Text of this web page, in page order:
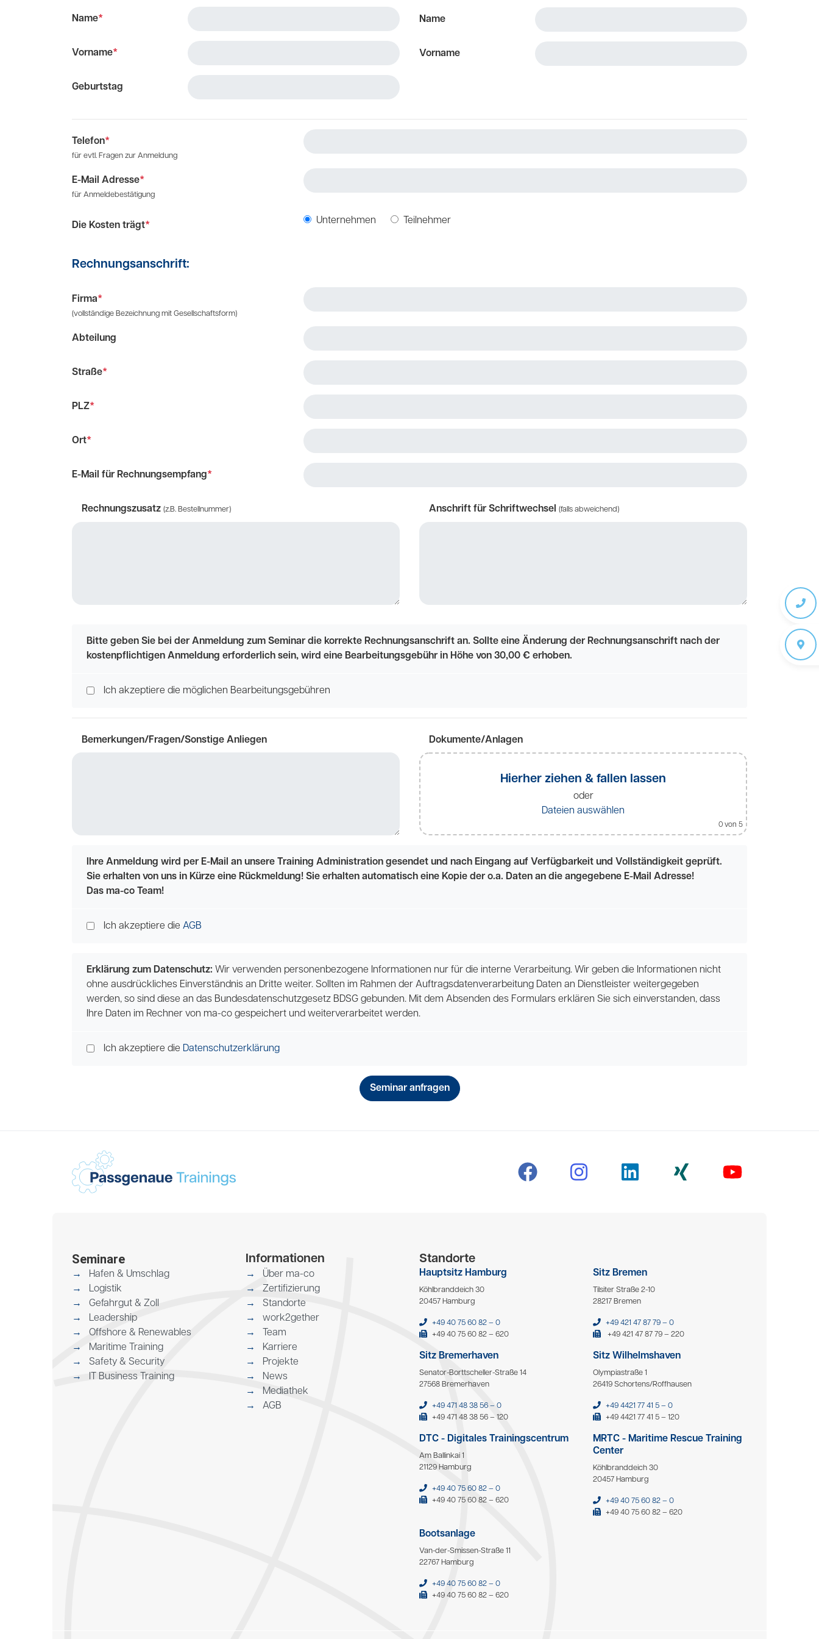
Name*
Vorname*
Geburtstag
Name
Vorname
Telefon*
für evtl. Fragen zur Anmeldung
E-Mail Adresse*
für Anmeldebestätigung
Die Kosten trägt* Unternehmen Teilnehmer
Rechnungsanschrift:
Firma*
(vollständige Bezeichnung mit Gesellschaftsform)
Abteilung
Straße*
PLZ*
Ort*
E-Mail für Rechnungsempfang*
Rechnungszusatz (z.B. Bestellnummer) Anschrift für Schriftwechsel (falls abweichend)
Bitte geben Sie bei der Anmeldung zum Seminar die korrekte Rechnungsanschrift an. Sollte eine Änderung der Rechnungsanschrift nach der
kostenpflichtigen Anmeldung erforderlich sein, wird eine Bearbeitungsgebühr in Höhe von 30,00 € erhoben.
Ich akzeptiere die möglichen Bearbeitungsgebühren
Bemerkungen/Fragen/Sonstige Anliegen Dokumente/Anlagen
Hierher ziehen & fallen lassen
oder
Dateien auswählen
0 von 5
Ihre Anmeldung wird per E-Mail an unsere Training Administration gesendet und nach Eingang auf Verfügbarkeit und Vollständigkeit geprüft.
Sie erhalten von uns in Kürze eine Rückmeldung! Sie erhalten automatisch eine Kopie der o.a. Daten an die angegebene E-Mail Adresse!
Das ma-co Team!
Ich akzeptiere die AGB
Erklärung zum Datenschutz: Wir verwenden personenbezogene Informationen nur für die interne Verarbeitung. Wir geben die Informationen nicht
ohne ausdrückliches Einverständnis an Dritte weiter. Sollten im Rahmen der Auftragsdatenverarbeitung Daten an Dienstleister weitergegeben
werden, so sind diese an das Bundesdatenschutzgesetz BDSG gebunden. Mit dem Absenden des Formulars erklären Sie sich einverstanden, dass
Ihre Daten im Rechner von ma-co gespeichert und weiterverarbeitet werden.
Ich akzeptiere die Datenschutzerklärung
Seminare
Hafen & Umschlag
Logistik
Gefahrgut & Zoll
Leadership
Offshore & Renewables
Maritime Training
Safety & Security
IT Business Training
Informationen
Über ma-co
Zertifizierung
Standorte
work2gether
Team
Karriere
Projekte
News
Mediathek
AGB
Standorte
Hauptsitz Hamburg
Köhlbranddeich 30
20457 Hamburg
+49 40 75 60 82 – 0
+49 40 75 60 82 – 620
Sitz Bremen
Tilsiter Straße 2-10
28217 Bremen
+49 421 47 87 79 – 0
+49 421 47 87 79 – 220
Sitz Bremerhaven
Senator-Borttscheller-Straße 14
27568 Bremerhaven
+49 471 48 38 56 – 0
+49 471 48 38 56 – 120
Sitz Wilhelmshaven
Olympiastraße 1
26419 Schortens/Roffhausen
+49 4421 77 41 5 – 0
+49 4421 77 41 5 – 120
DTC - Digitales Trainingscentrum
Am Ballinkai 1
21129 Hamburg
+49 40 75 60 82 – 0
+49 40 75 60 82 – 620
MRTC - Maritime Rescue Training
Center
Köhlbranddeich 30
20457 Hamburg
+49 40 75 60 82 – 0
+49 40 75 60 82 – 620
Bootsanlage
Van-der-Smissen-Straße 11
22767 Hamburg
+49 40 75 60 82 – 0
+49 40 75 60 82 – 620